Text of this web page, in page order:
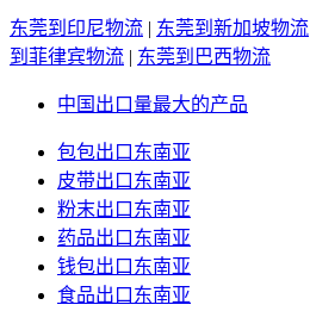
东莞到印尼物流 | 东莞到新加坡物流
到菲律宾物流 | 东莞到巴西物流
中国出口量最大的产品
包包出口东南亚
皮带出口东南亚
粉末出口东南亚
药品出口东南亚
钱包出口东南亚
食品出口东南亚